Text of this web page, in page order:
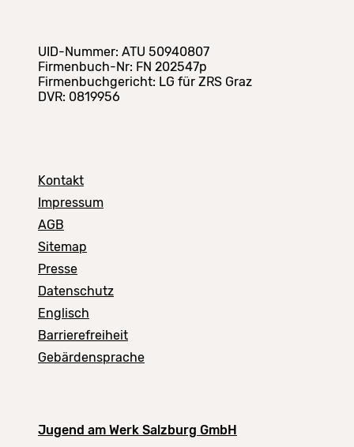
UID-Nummer: ATU 50940807
Firmenbuch-Nr: FN 202547p
Firmenbuchgericht: LG für ZRS Graz
DVR: 0819956
Kontakt
Impressum
AGB
Sitemap
Presse
Datenschutz
Englisch
Barrierefreiheit
Gebärdensprache
Jugend am Werk Salzburg GmbH